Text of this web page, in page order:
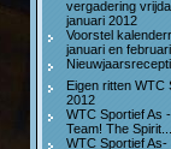
vergadering
januari 2012
Voorstel
januari en
Eigen ritten WTC
2012
WTC Sportief As
Team! The
WTC Sportief